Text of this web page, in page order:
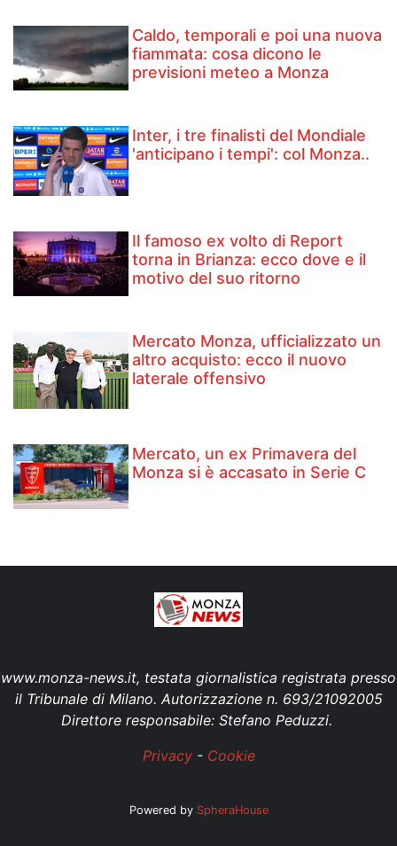
Caldo, temporali e poi una nuova
fiammata: cosa dicono le
previsioni meteo a Monza
Inter, i tre finalisti del Mondiale
'anticipano i tempi': col Monza..
Il famoso ex volto di Report
torna in Brianza: ecco dove e il
motivo del suo ritorno
Mercato Monza, ufficializzato un
altro acquisto: ecco il nuovo
laterale offensivo
Mercato, un ex Primavera del
Monza si è accasato in Serie C
www.monza-news.it, testata giornalistica registrata presso
il Tribunale di Milano. Autorizzazione n. 693/21092005
Direttore responsabile: Stefano Peduzzi.
Privacy- Cookie
Powered by SpheraHouse